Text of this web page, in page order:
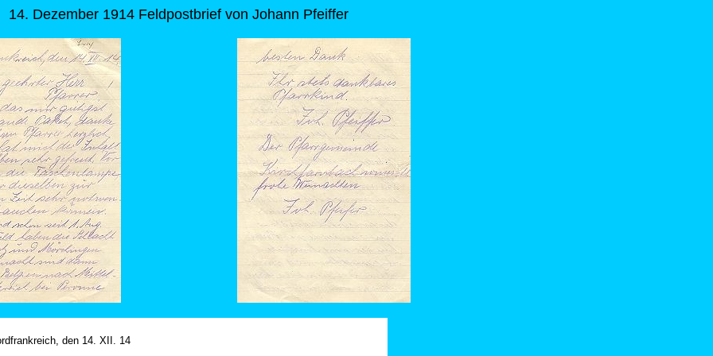
14. Dezember 1914 Feldpostbrief von Johann Pfeiffer
den 14. XII. 14